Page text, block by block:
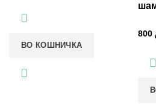
ВО КОШНИЧКА